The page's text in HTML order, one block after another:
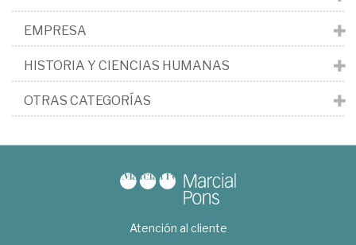
EMPRESA
HISTORIA Y CIENCIAS HUMANAS
OTRAS CATEGORÍAS
Atención al cliente